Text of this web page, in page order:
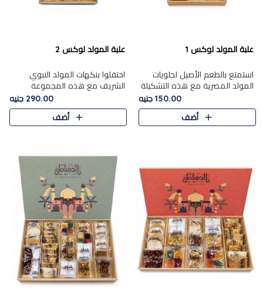
علبة المولد لوكس 1
استمتع بالطعم الأصيل لحلويات
المولد المصرية مع هذه التشكيلة
المختارة بعناية من 9 قطع. تتضمن
التشكيلة جوزرية مع فول،ملبان
150.00 جنيه
أضف
علبة المولد لوكس 2
احتفلوا بنكهات المولد النبوي
الشريف مع هذه المجموعة
الفاخرة المكونة من 19 قطعة،
والتي تم اختيارها بعناية فائقة لتُبرز
تشكيلة واسعة من الحلويات
290.00 جنيه
أضف